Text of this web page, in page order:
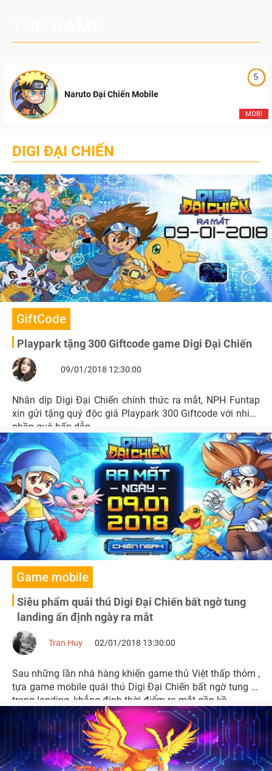
5
MOBI
Naruto Đại Chiến Mobile
DIGI ĐẠI CHIẾN
GiftCode
Playpark tặng 300 Giftcode game Digi Đại Chiến
09/01/2018 12:30:00
Nhân dịp Digi Đại Chiến chính thức ra mắt, NPH Funtap
xin gửi tặng quý độc giả Playpark 300 Giftcode với nhiều
phần quà hấp dẫn.
Game mobile
Siêu phẩm quái thú Digi Đại Chiến bất ngờ tung
landing ấn định ngày ra mắt
Tran Huy 02/01/2018 13:30:00
Sau những lần nhá hàng khiến game thủ Việt thấp thỏm ,
tựa game mobile quái thú Digi Đại Chiến bất ngờ tung ra
trang landing, khẳng định thời điểm ra mắt gần kề.